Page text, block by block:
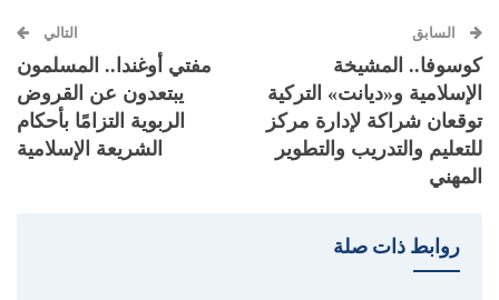
السابق
كوسوفا.. المشيخة
الإسلامية و«ديانت» التركية
توقعان شراكة لإدارة مركز
للتعليم والتدريب والتطوير
المهني
التالي
مفتي أوغندا.. المسلمون
يبتعدون عن القروض
الربوية التزامًا بأحكام
الشريعة الإسلامية
روابط ذات صلة